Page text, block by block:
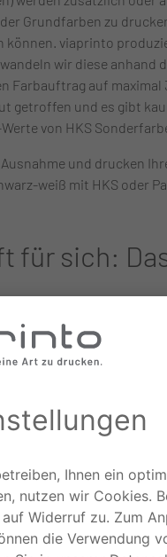
Grundfarben zu
können. viaprinto
wir diese
Farbauftrag auf
getroffen und es gibt
von HKS
und drucken
weiß mit HKS oder
für sich:
Sie die Farbräume der
Daher haben wir in
Darstellung
Bildschirm zu treffen,
der Einstellungen:
in der Umgebung des
Helligkeit prüfen.